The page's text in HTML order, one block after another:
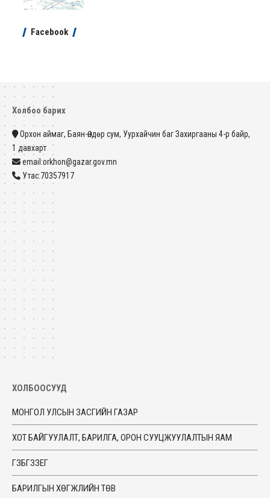
Facebook
Холбоо барих
Орхон аймаг, Баян-Өндөр сум, Уурхайчин баг Захиргааны 4-р байр,
1 давхарт
email:orkhon@gazar.gov.mn
Утас:70357917
ХОЛБООСУУД
МОНГОЛ УЛСЫН ЗАСГИЙН ГАЗАР
ХОТ БАЙГУУЛАЛТ, БАРИЛГА, ОРОН СУУЦЖУУЛАЛТЫН ЯАМ
ГЗБГЗЗЕГ
БАРИЛГЫН ХӨГЖЛИЙН ТӨВ